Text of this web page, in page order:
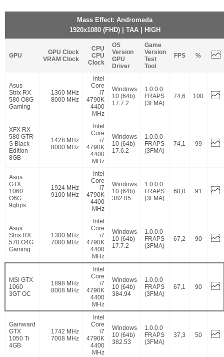
Mass Effect: Andromeda
1920x1080 (FHD) | TAA | HIGH
GPU
GPU Clock
VRAM Clock
CPU
CPU
Clock
OS
Version
GPU
Driver
Game
Version
Test
Tool
FPS %
Asus
Strix RX
580 O8G
Gaming
1360 MHz
8000 MHz
Intel
Core
i7
4790K
4400
MHz
Windows
10 (64b)
17.7.2
1.0.0.0
FRAPS
(3FMA)
74,6 100
XFX RX
580 GTR-
S Black
Edition
8GB
1428 MHz
8000 MHz
Intel
Core
i7
4790K
4400
MHz
Windows
10 (64b)
17.6.2
1.0.0.0
FRAPS
(3FMA)
74,1 99
Asus
GTX
1060
O6G
9gbps
1924 MHz
9100 MHz
Intel
Core
i7
4790K
4400
MHz
Windows
10 (64b)
382.05
1.0.0.0
FRAPS
(3FMA)
68,0 91
Asus
Strix RX
570 O4G
Gaming
1300 MHz
7000 MHz
Intel
Core
i7
4790K
4400
MHz
Windows
10 (64b)
17.7.2
1.0.0.0
FRAPS
(3FMA)
67,2 90
MSI GTX
1060
3GT OC
1898 MHz
8008 MHz
Intel
Core
i7
4790K
4400
MHz
Windows
10 (64b)
384.94
1.0.0.0
FRAPS
(3FMA)
67,1 90
Gainward
GTX
1050 Ti
4GB
1742 MHz
7008 MHz
Intel
Core
i7
4790K
4400
MHz
Windows
10 (64b)
382.53
1.0.0.0
FRAPS
(3FMA)
37,3 50